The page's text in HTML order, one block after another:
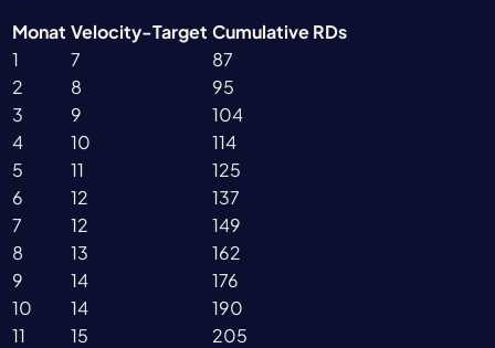
Monat Velocity-Target Cumulative RDs
1
7
87
2
8
95
3
9
104
4
10
114
5
11
125
6
12
137
7
12
149
8
13
162
9
14
176
10
14
190
11
15
205